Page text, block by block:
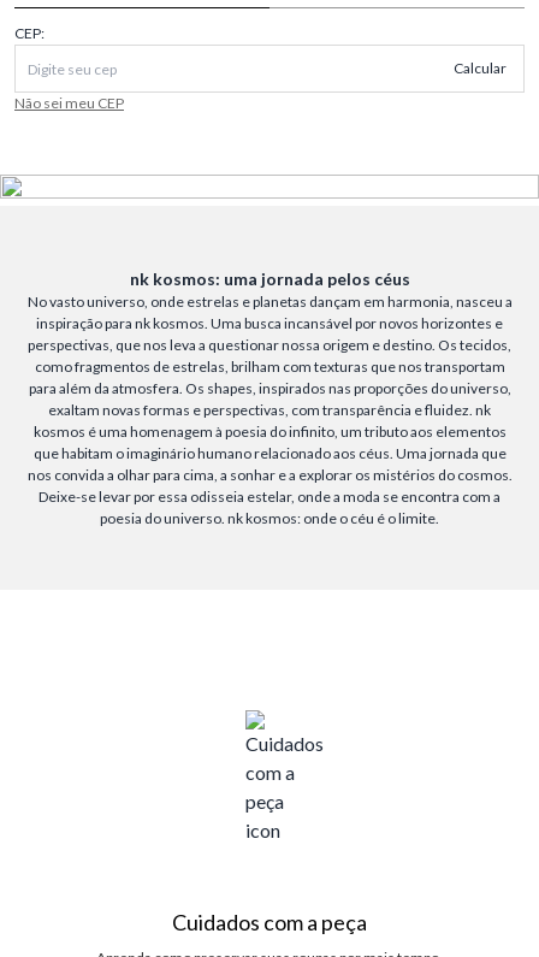
CEP:
Calcular
Não sei meu CEP
nk kosmos: uma jornada pelos céus
No vasto universo, onde estrelas e planetas dançam em harmonia, nasceu a
inspiração para nk kosmos. Uma busca incansável por novos horizontes e
perspectivas, que nos leva a questionar nossa origem e destino. Os tecidos,
como fragmentos de estrelas, brilham com texturas que nos transportam
para além da atmosfera. Os shapes, inspirados nas proporções do universo,
exaltam novas formas e perspectivas, com transparência e fluidez. nk
kosmos é uma homenagem à poesia do infinito, um tributo aos elementos
que habitam o imaginário humano relacionado aos céus. Uma jornada que
nos convida a olhar para cima, a sonhar e a explorar os mistérios do cosmos.
Deixe-se levar por essa odisseia estelar, onde a moda se encontra com a
poesia do universo. nk kosmos: onde o céu é o limite.
Cuidados com a peça